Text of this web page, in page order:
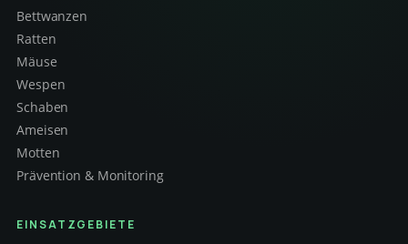
Bettwanzen
Ratten
Mäuse
Wespen
Schaben
Ameisen
Motten
Prävention & Monitoring
EINSATZGEBIETE